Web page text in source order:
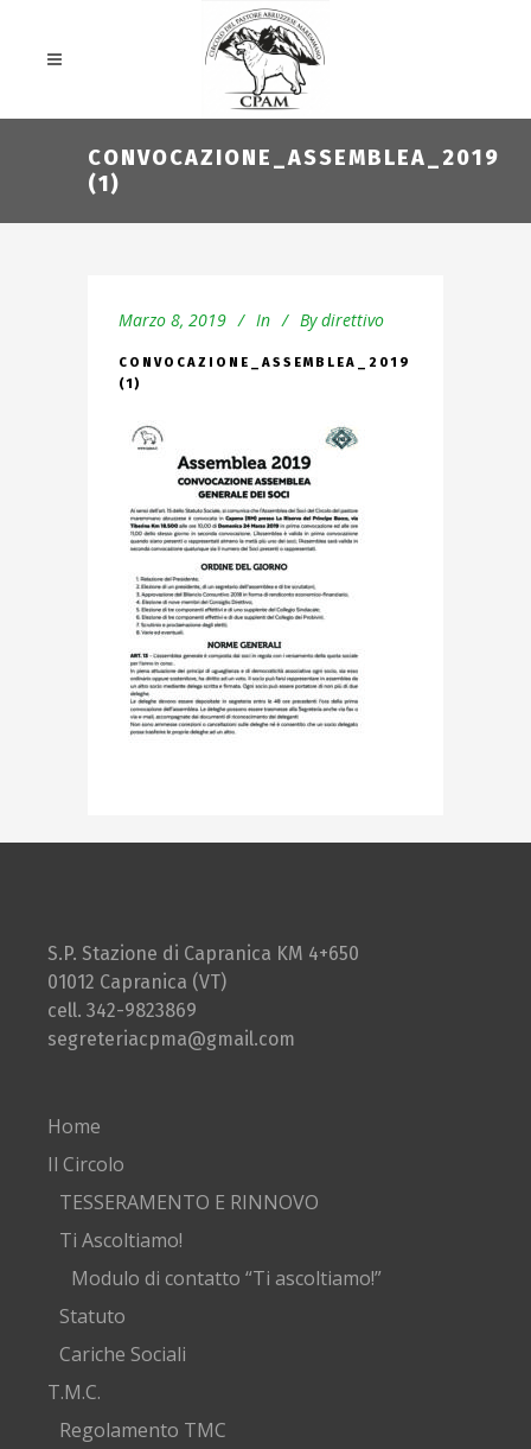
CONVOCAZIONE_ASSEMBLEA_2019
(1)
Marzo 8, 2019 In By direttivo
CONVOCAZIONE_ASSEMBLEA_2019
(1)
S.P. Stazione di Capranica KM 4+650
01012 Capranica (VT)
cell. 342-9823869
segreteriacpma@gmail.com
Home
Il Circolo
TESSERAMENTO E RINNOVO
Ti Ascoltiamo!
Modulo di contatto “Ti ascoltiamo!”
Statuto
Cariche Sociali
T.M.C.
Regolamento TMC